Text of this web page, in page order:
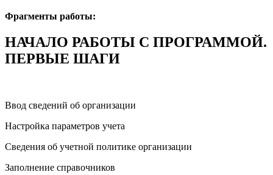
Фрагменты работы:
НАЧАЛО РАБОТЫ С ПРОГРАММОЙ.
ПЕРВЫЕ ШАГИ
Ввод сведений об организации
Настройка параметров учета
Сведения об учетной политике организации
Заполнение справочников